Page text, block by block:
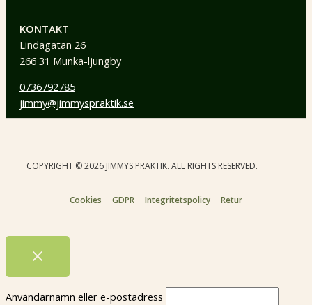
KONTAKT
Lindagatan 26
266 31 Munka-ljungby
0736792785
jimmy@jimmyspraktik.se
COPYRIGHT © 2026 JIMMYS PRAKTIK. ALL RIGHTS RESERVED.
Cookies GDPR Integritetspolicy Retur
Användarnamn eller e-postadress